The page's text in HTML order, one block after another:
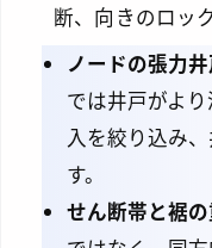
断、向きのロッ
ノードの張力
では井戸がよ
入を絞り込み
す。
せん断帯と裾